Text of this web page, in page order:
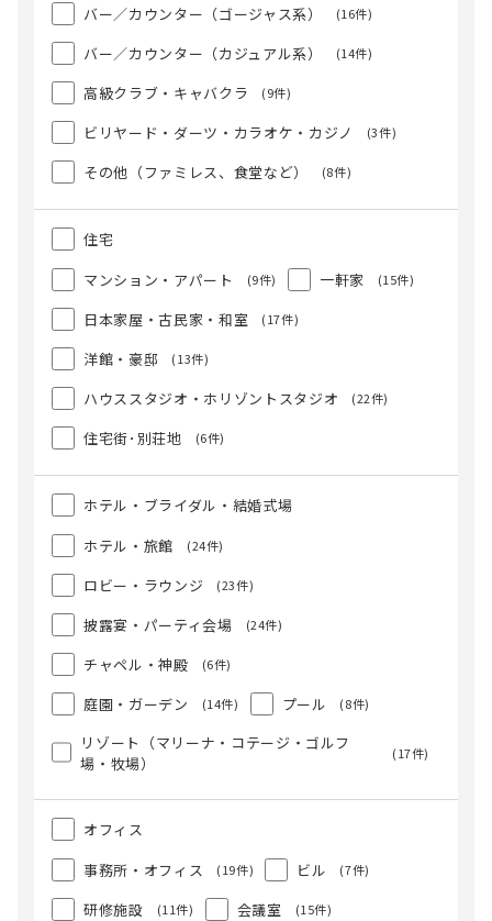
バー／カウンター（ゴージャス系） (16件)
バー／カウンター（カジュアル系） (14件)
高級クラブ・キャバクラ (9件)
ビリヤード・ダーツ・カラオケ・カジノ (3件)
その他（ファミレス、食堂など） (8件)
住宅
マンション・アパート
(9件) 一軒家 (15件)
日本家屋・古民家・和室 (17件)
洋館・豪邸 (13件)
ハウススタジオ・ホリゾントスタジオ (22件)
住宅街･別荘地 (6件)
ホテル・ブライダル・結婚式場
ホテル・旅館
(24件)
ロビー・ラウンジ (23件)
披露宴・パーティ会場 (24件)
チャペル・神殿 (6件)
庭園・ガーデン (14件) プール (8件)
リゾート（マリーナ・コテージ・ゴルフ
場・牧場）
(17件)
オフィス
事務所・オフィス
(19件) ビル (7件)
研修施設 (11件) 会議室 (15件)